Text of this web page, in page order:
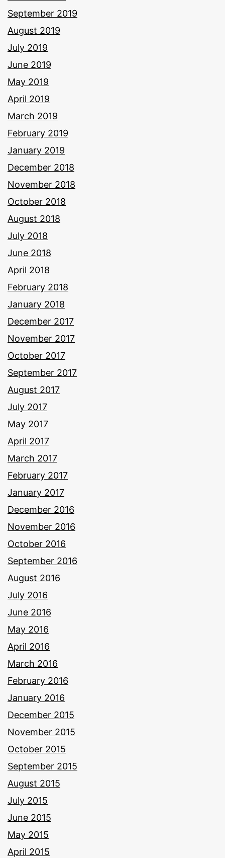
September 2019
August 2019
July 2019
June 2019
May 2019
April 2019
March 2019
February 2019
January 2019
December 2018
November 2018
October 2018
August 2018
July 2018
June 2018
April 2018
February 2018
January 2018
December 2017
November 2017
October 2017
September 2017
August 2017
July 2017
May 2017
April 2017
March 2017
February 2017
January 2017
December 2016
November 2016
October 2016
September 2016
August 2016
July 2016
June 2016
May 2016
April 2016
March 2016
February 2016
January 2016
December 2015
November 2015
October 2015
September 2015
August 2015
July 2015
June 2015
May 2015
April 2015